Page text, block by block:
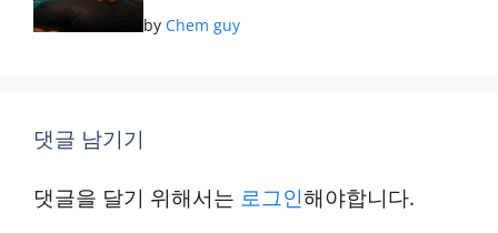
byChem guy
댓글 남기기
댓글을 달기 위해서는 로그인해야합니다.